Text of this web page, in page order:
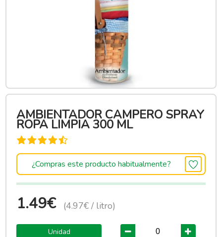
AMBIENTADOR CAMPERO SPRAY
ROPA LIMPIA 300 ML
¿Compras este producto habitualmente?
1.49€ (4.97€ / litro)
Unidad